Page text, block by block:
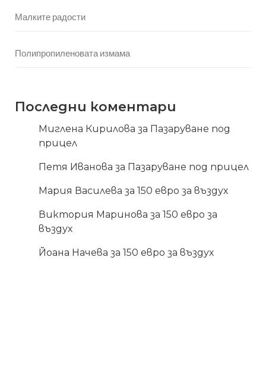
Малките радости
Полипропиленовата измама
Последни коментари
Миглена Кирилова за Пазаруване под
прицел
Петя Иванова за Пазаруване под прицел
Мария Василева за 150 евро за въздух
Виктория Маринова за 150 евро за
въздух
Йоана Начева за 150 евро за въздух